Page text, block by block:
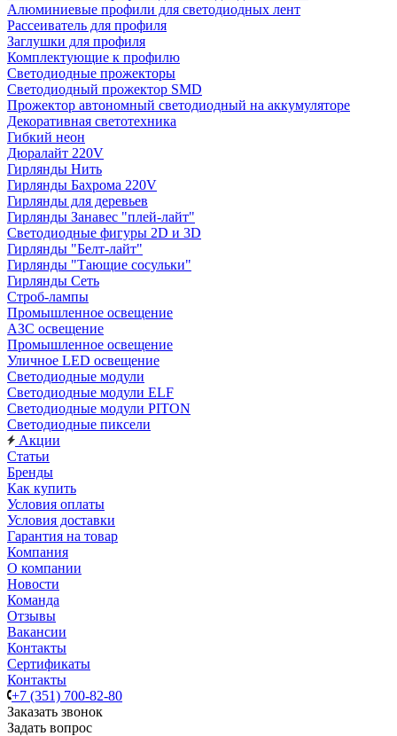
Алюминиевые профили для светодиодных лент
Рассеиватель для профиля
Заглушки для профиля
Комплектующие к профилю
Светодиодные прожекторы
Светодиодный прожектор SMD
Прожектор автономный светодиодный на аккумуляторе
Декоративная светотехника
Гибкий неон
Дюралайт 220V
Гирлянды Нить
Гирлянды Бахрома 220V
Гирлянды для деревьев
Гирлянды Занавес "плей-лайт"
Светодиодные фигуры 2D и 3D
Гирлянды "Белт-лайт"
Гирлянды "Тающие сосульки"
Гирлянды Сеть
Строб-лампы
Промышленное освещение
АЗС освещение
Промышленное освещение
Уличное LED освещение
Светодиодные модули
Светодиодные модули ELF
Светодиодные модули PITON
Светодиодные пиксели
Акции
Статьи
Бренды
Как купить
Условия оплаты
Условия доставки
Гарантия на товар
Компания
О компании
Новости
Команда
Отзывы
Вакансии
Контакты
Сертификаты
Контакты
+7 (351) 700-82-80
Заказать звонок
Задать вопрос